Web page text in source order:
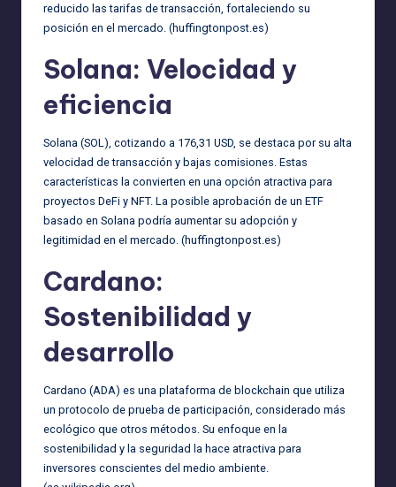
reducido las tarifas de transacción, fortaleciendo su
posición en el mercado. (huffingtonpost.es)
Solana: Velocidad y
eficiencia
Solana (SOL), cotizando a 176,31 USD, se destaca por su alta
velocidad de transacción y bajas comisiones. Estas
características la convierten en una opción atractiva para
proyectos DeFi y NFT. La posible aprobación de un ETF
basado en Solana podría aumentar su adopción y
legitimidad en el mercado. (huffingtonpost.es)
Cardano:
Sostenibilidad y
desarrollo
Cardano (ADA) es una plataforma de blockchain que utiliza
un protocolo de prueba de participación, considerado más
ecológico que otros métodos. Su enfoque en la
sostenibilidad y la seguridad la hace atractiva para
inversores conscientes del medio ambiente.